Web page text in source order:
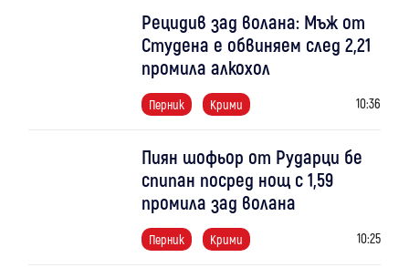
Рецидив зад волана: Мъж от
Студена е обвиняем след 2,21
промила алкохол
Перник Крими 10:36
Пиян шофьор от Рударци бе
спипан посред нощ с 1,59
промила зад волана
Перник Крими 10:25